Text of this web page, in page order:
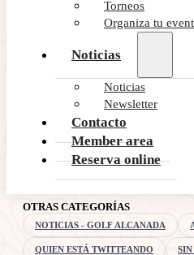
Torneos
Organiza tu
Noticias
Noticias
Newsletter
Contacto
Member area
Reserva online
59 Club Golf Flag
OTRAS CATEGORÍAS
NOTICIAS - GOLF ALCANADA
QUIEN ESTÁ TWITTEANDO